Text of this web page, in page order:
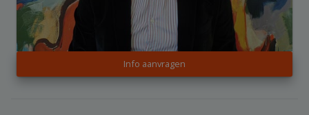
Info aanvragen